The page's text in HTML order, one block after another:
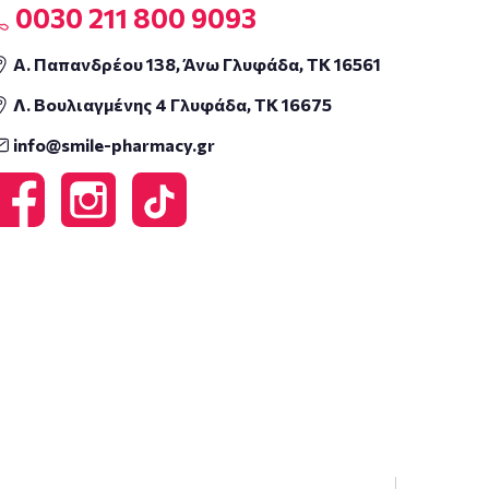
0030 211 800 9093
Α. Παπανδρέου 138, Άνω Γλυφάδα, ΤΚ 16561
Λ. Βουλιαγμένης 4 Γλυφάδα, ΤΚ 16675
info@smile-pharmacy.gr